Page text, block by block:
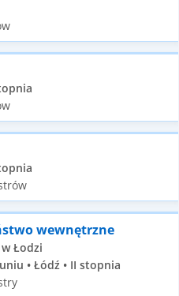
wewnętrzne
Łodzi
• Łódź • II stopnia